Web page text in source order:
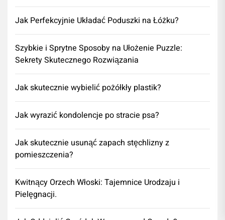
Jak Perfekcyjnie Układać Poduszki na Łóżku?
Szybkie i Sprytne Sposoby na Ułożenie Puzzle:
Sekrety Skutecznego Rozwiązania
Jak skutecznie wybielić pożółkły plastik?
Jak wyrazić kondolencje po stracie psa?
Jak skutecznie usunąć zapach stęchlizny z
pomieszczenia?
Kwitnący Orzech Włoski: Tajemnice Urodzaju i
Pielęgnacji.